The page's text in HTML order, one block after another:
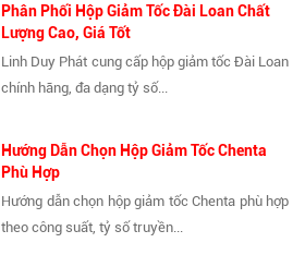
Phân Phối Hộp Giảm Tốc Đài Loan Chất
Lượng Cao, Giá Tốt
Linh Duy Phát cung cấp hộp giảm tốc Đài Loan
chính hãng, đa dạng tỷ số...
Hướng Dẫn Chọn Hộp Giảm Tốc Chenta
Phù Hợp
Hướng dẫn chọn hộp giảm tốc Chenta phù hợp
theo công suất, tỷ số truyền...